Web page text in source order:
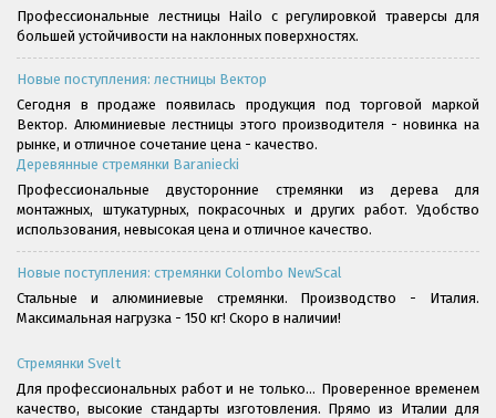
Профессиональные лестницы Hailo с регулировкой траверсы для
большей устойчивости на наклонных поверхностях.
Новые поступления: лестницы Вектор
Сегодня в продаже появилась продукция под торговой маркой
Вектор. Алюминиевые лестницы этого производителя - новинка на
рынке, и отличное сочетание цена - качество.
Деревянные стремянки Baraniecki
Профессиональные двусторонние стремянки из дерева для
монтажных, штукатурных, покрасочных и других работ. Удобство
использования, невысокая цена и отличное качество.
Новые поступления: стремянки Colombo NewScal
Стальные и алюминиевые стремянки. Производство - Италия.
Максимальная нагрузка - 150 кг! Скоро в наличии!
Стремянки Svelt
Для профессиональных работ и не только... Проверенное временем
качество, высокие стандарты изготовления. Прямо из Италии для